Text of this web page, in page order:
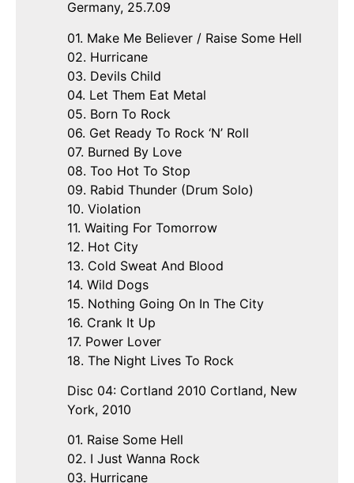
Germany, 25.7.09
01. Make Me Believer / Raise Some Hell
02. Hurricane
03. Devils Child
04. Let Them Eat Metal
05. Born To Rock
06. Get Ready To Rock ‘N’ Roll
07. Burned By Love
08. Too Hot To Stop
09. Rabid Thunder (Drum Solo)
10. Violation
11. Waiting For Tomorrow
12. Hot City
13. Cold Sweat And Blood
14. Wild Dogs
15. Nothing Going On In The City
16. Crank It Up
17. Power Lover
18. The Night Lives To Rock
Disc 04: Cortland 2010 Cortland, New
York, 2010
01. Raise Some Hell
02. I Just Wanna Rock
03. Hurricane